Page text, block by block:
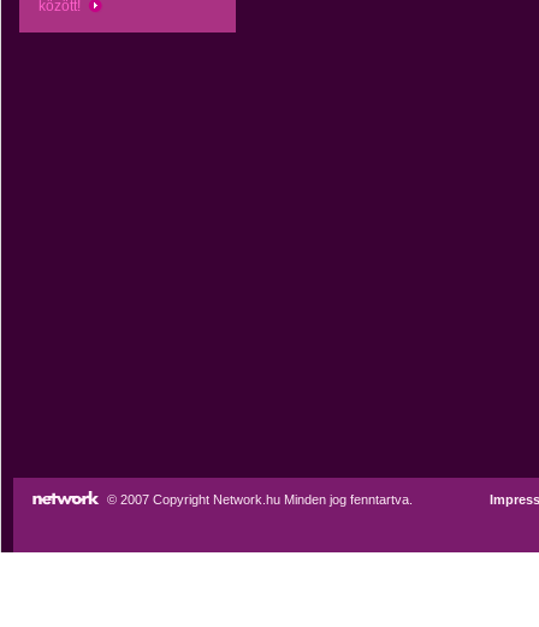
között!
© 2007 Copyright Network.hu Minden jog fenntartva.